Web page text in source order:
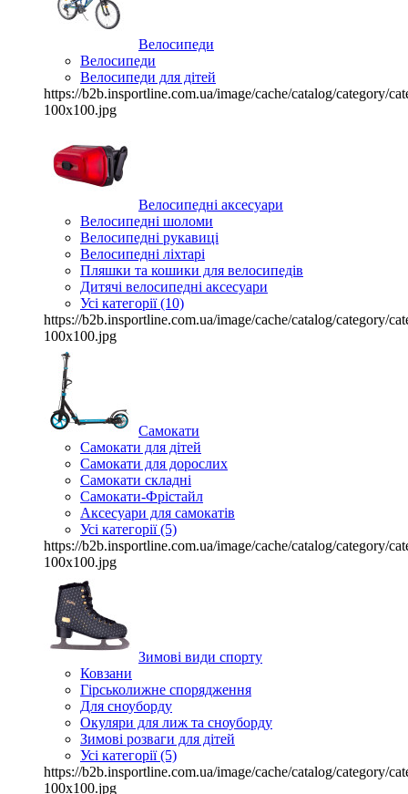
Велосипеди
Велосипеди
Велосипеди для дітей
https://b2b.insportline.com.ua/image/cache/catalog/category/
100x100.jpg
Велосипедні аксесуари
Велосипедні шоломи
Велосипедні рукавиці
Велосипедні ліхтарі
Пляшки та кошики для велосипедів
Дитячі велосипедні аксесуари
Усі категорії (10)
https://b2b.insportline.com.ua/image/cache/catalog/category/
100x100.jpg
Самокати
Самокати для дітей
Самокати для дорослих
Самокати складні
Самокати-Фрістайл
Аксесуари для самокатів
Усі категорії (5)
https://b2b.insportline.com.ua/image/cache/catalog/category/
100x100.jpg
Зимові види спорту
Ковзани
Гірськолижне спорядження
Для сноуборду
Окуляри для лиж та сноуборду
Зимові розваги для дітей
Усі категорії (5)
https://b2b.insportline.com.ua/image/cache/catalog/category/
100x100.jpg